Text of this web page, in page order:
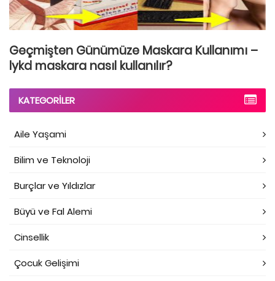
Geçmişten Günümüze Maskara Kullanımı –
lykd maskara nasıl kullanılır?
KATEGORILER
Aile Yaşami
Bilim ve Teknoloji
Burçlar ve Yıldızlar
Büyü ve Fal Alemi
Cinsellik
Çocuk Gelişimi